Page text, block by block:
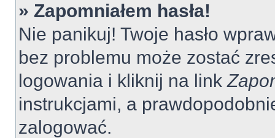
» Zapomniałem hasła!
Nie panikuj! Twoje hasło
bez problemu może zostać
logowania i kliknij na link
instrukcjami, a
zalogować.